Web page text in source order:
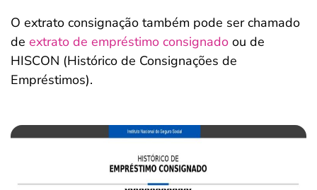
O extrato consignação também pode ser chamado
de extrato de empréstimo consignado ou de
HISCON (Histórico de Consignações de
Empréstimos).